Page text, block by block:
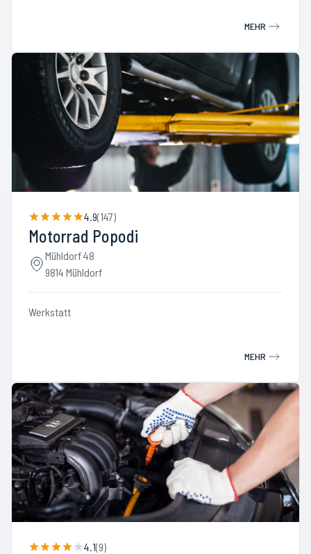
MEHR
4.9(147)
Motorrad Popodi
Mühldorf 48
9814 Mühldorf
Werkstatt
MEHR
4.1(9)